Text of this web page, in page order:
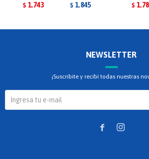
$ 1.743 $ 1.845 $
NEWSLETTER
¡Suscribite y recibí todas nuestras
 